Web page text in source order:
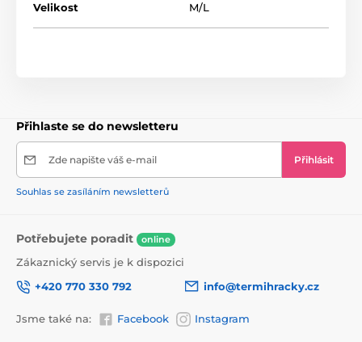
Velikost M/L
Přihlaste se do newsletteru
Zde napište váš e-mail Přihlásit
Souhlas se zasíláním newsletterů
Potřebujete poradit online
Zákaznický servis je k dispozici
+420 770 330 792
info@termihracky.cz
Jsme také na: Facebook Instagram